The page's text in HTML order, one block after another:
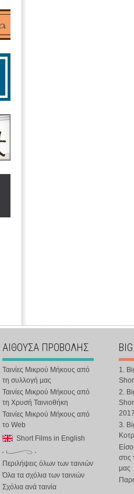
ΑΙΘΟΥΣΑ ΠΡΟΒΟΛΗΣ
Ταινίες Μικρού Μήκους από
τη συλλογή μας
Ταινίες Μικρού Μήκους από
τη Χρυσή Ταινιοθήκη
Ταινίες Μικρού Μήκους από
το Web
Short Films in English
Περιλήψεις όλων των ταινιών
Όλα τα σχόλια των ταινιών
Σχόλια ανά ταινία
1.
2.
3.
στις
μας